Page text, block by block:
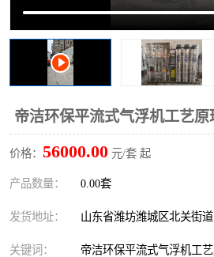
帝洁环保平流式气浮机工艺原
价格： 56000.00 元/套 起
产品数量： 0.00套
发货地址： 山东省潍坊潍城区北关街道
关键词： 帝洁环保平流式气浮机工
客运站污水处理设备 航
UASB厌氧塔 加
水
风电场变电站污水处理设
备
叠
疾控中心一体化设备处理 一
餐具消毒污水处理设备
塑料编织袋一体化污水处